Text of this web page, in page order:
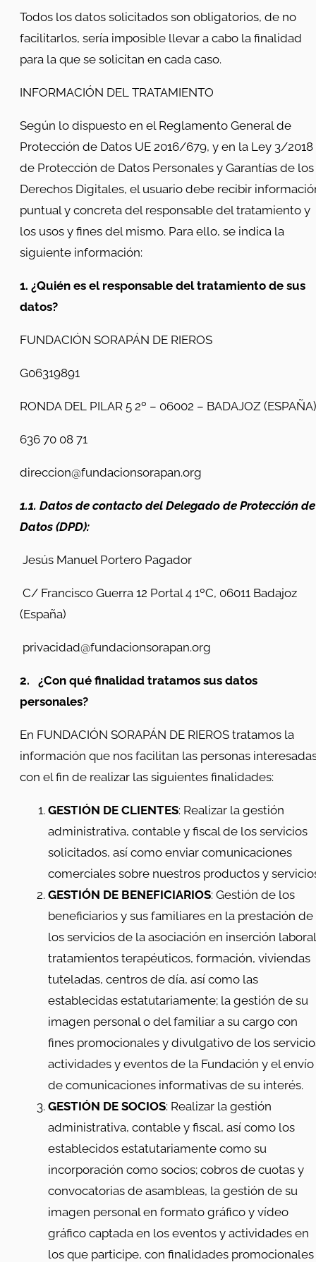
Todos los datos solicitados son obligatorios, de no
facilitarlos, sería imposible llevar a cabo la finalidad
para la que se solicitan en cada caso.
INFORMACIÓN DEL TRATAMIENTO
Según lo dispuesto en el Reglamento General de
Protección de Datos UE 2016/679, y en la Ley 3/2018
de Protección de Datos Personales y Garantías de los
Derechos Digitales, el usuario debe recibir
puntual y concreta del responsable del tratamiento y
los usos y fines del mismo. Para ello, se indica la
siguiente información:
1. ¿Quién es el responsable del tratamiento de sus
datos?
FUNDACIÓN SORAPÁN DE RIEROS
G06319891
RONDA DEL PILAR 5 2º – 06002 – BADAJOZ
636 70 08 71
direccion@fundacionsorapan.org
1.1. Datos de contacto del Delegado de Protección de
Datos (DPD):
Jesús Manuel Portero Pagador
C/ Francisco Guerra 12 Portal 4 1ºC, 06011 Badajoz
(España)
privacidad@fundacionsorapan.org
2.
¿Con qué finalidad tratamos sus datos
personales?
En FUNDACIÓN SORAPÁN DE RIEROS tratamos la
información que nos facilitan las personas
con el fin de realizar las siguientes finalidades:
GESTIÓN DE CLIENTES: Realizar la gestión
administrativa, contable y fiscal de los servicios
solicitados, así como enviar comunicaciones
comerciales sobre nuestros productos y
GESTIÓN DE BENEFICIARIOS: Gestión de los
beneficiarios y sus familiares en la prestación de
los servicios de la asociación en inserción
tratamientos terapéuticos, formación, viviendas
tuteladas, centros de día, así como las
establecidas estatutariamente; la gestión de su
imagen personal o del familiar a su cargo con
fines promocionales y divulgativo de los
actividades y eventos de la Fundación y el envío
de comunicaciones informativas de su interés.
GESTIÓN DE SOCIOS: Realizar la gestión
administrativa, contable y fiscal, así como los
establecidos estatutariamente como su
incorporación como socios; cobros de cuotas y
convocatorias de asambleas, la gestión de su
imagen personal en formato gráfico y vídeo
gráfico captada en los eventos y actividades en
los que participe, con finalidades promocionales